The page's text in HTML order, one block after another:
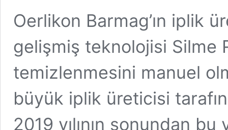
Oerlikon Barmag’ın iplik
gelişmiş teknolojisi Silme
temizlenmesini manuel
büyük iplik üreticisi
2019 yılının sonundan